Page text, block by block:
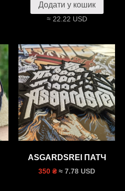
Додати у кошик
≈ 22.22 USD
ASGARDSREI ПАТЧ
350 ₴ ≈ 7.78 USD